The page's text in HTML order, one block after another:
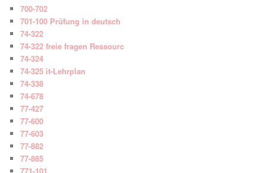
700-702
701-100 Prüfung in deutsch
74-322
74-322 freie fragen Ressourc
74-324
74-325 it-Lehrplan
74-338
74-678
77-427
77-600
77-603
77-882
77-885